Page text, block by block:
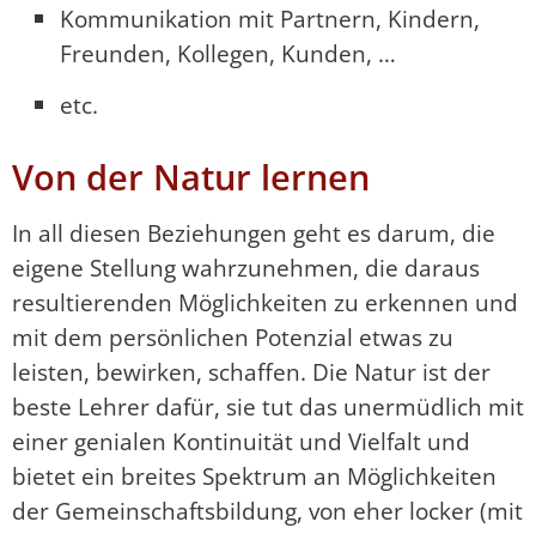
Kommunikation mit Partnern, Kindern,
Freunden, Kollegen, Kunden, …
etc.
Von der Natur lernen
In all diesen Beziehungen geht es darum, die
eigene Stellung wahrzunehmen, die daraus
resultierenden Möglichkeiten zu erkennen und
mit dem persönlichen Potenzial etwas zu
leisten, bewirken, schaffen. Die Natur ist der
beste Lehrer dafür, sie tut das unermüdlich mit
einer genialen Kontinuität und Vielfalt und
bietet ein breites Spektrum an Möglichkeiten
der Gemeinschaftsbildung, von eher locker (mit